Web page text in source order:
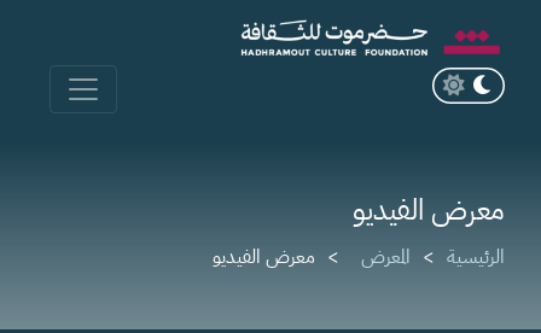
معرض الفيديو
الرئيسية المعرض معرض الفيديو